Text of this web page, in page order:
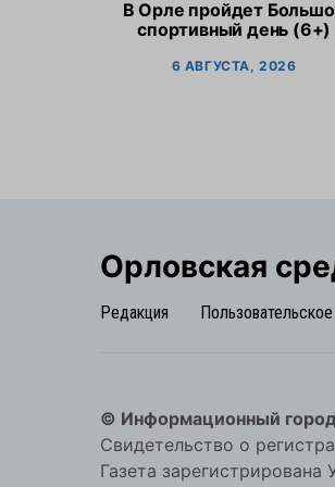
В Орле пройдет
спортивный день (6+)
6 АВГУСТА, 2026
Орловская
Редакция
© Информационный
Свидетельство о
Газета